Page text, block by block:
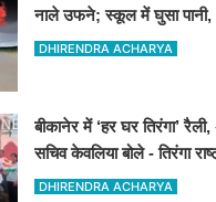
नाले उफने; स्कूल में घुसा पानी,
बच्चों का रेस्क्यू
DHIRENDRA ACHARYA
बीकानेर में ‘हर घर तिरंगा’
सचिव केवलिया बोले - तिरंगा
और गौरव का प्रतीक
DHIRENDRA ACHARYA